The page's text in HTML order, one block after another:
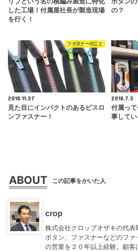
リブという名の横編み製造に特化
した工場！付属屋社長が製造現場
を行く！
ボタン
の？
ファスナーのこと
2018.11.27
見た目にインパクトのあるビスロ
ンファスナー！
2018.7.5
付属っ
事してい
ABOUT この記事をかいた人
crop
株式会社クロップオザキの代
ボタン、ファスナーなどのフ
の営業を２０年以上経験。顧客